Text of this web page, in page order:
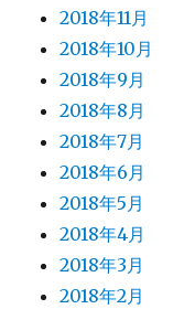
2018年11月
2018年10月
2018年9月
2018年8月
2018年7月
2018年6月
2018年5月
2018年4月
2018年3月
2018年2月